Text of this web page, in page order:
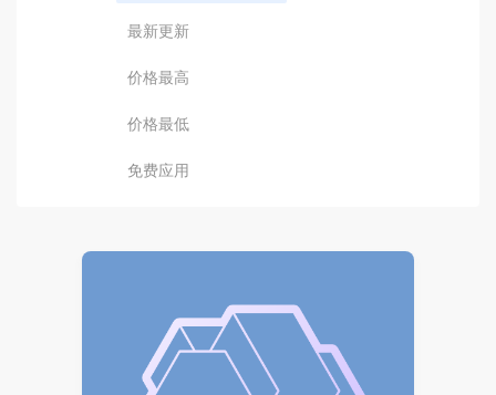
最新更新
价格最高
价格最低
免费应用